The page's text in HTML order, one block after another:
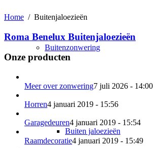
Buitenzonwering
Buiten jaloezieën
Home / Buitenjaloezieën
Roma Benelux Buitenjaloezieën
Onze producten
Meer over zonwering7 juli 2026 - 14:00
Horren4 januari 2019 - 15:56
Garagedeuren4 januari 2019 - 15:54
Raamdecoratie4 januari 2019 - 15:49